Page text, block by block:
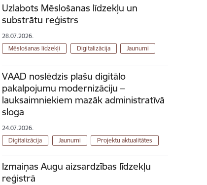
Uzlabots Mēslošanas līdzekļu un
substrātu reģistrs
28.07.2026.
Mēslošanas līdzekļi
Digitalizācija Jaunumi
VAAD noslēdzis plašu digitālo
pakalpojumu modernizāciju –
lauksaimniekiem mazāk administratīvā
sloga
24.07.2026.
Digitalizācija
Jaunumi Projektu aktualitātes
Izmaiņas Augu aizsardzības līdzekļu
reģistrā